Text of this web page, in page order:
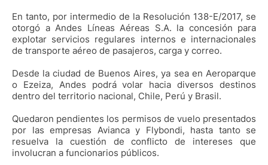
En tanto, por intermedio de la Resolución 138-E/2017, se
otorgó a Andes Líneas Aéreas S.A. la concesión para
explotar servicios regulares internos e internacionales
de transporte aéreo de pasajeros, carga y correo.
Desde la ciudad de Buenos Aires, ya sea en Aeroparque
o Ezeiza, Andes podrá volar hacia diversos destinos
dentro del territorio nacional, Chile, Perú y Brasil.
Quedaron pendientes los permisos de vuelo presentados
por las empresas Avianca y Flybondi, hasta tanto se
resuelva la cuestión de conflicto de intereses que
involucran a funcionarios públicos.